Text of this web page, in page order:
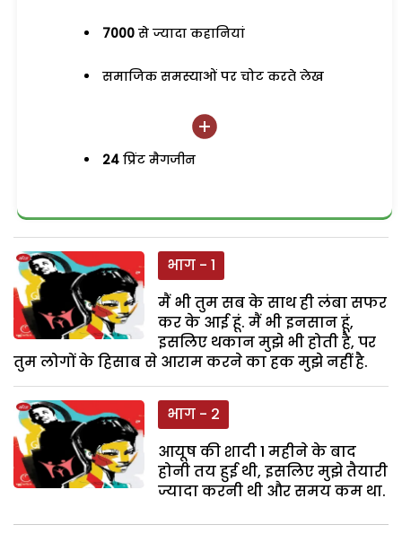
7000 से ज्यादा कहानियां
समाजिक समस्याओं पर चोट करते लेख
24 प्रिंट मैगजीन
भाग - 1
मैं भी तुम सब के साथ ही लंबा सफर
कर के आई हूं. मैं भी इनसान हूं,
इसलिए थकान मुझे भी होती है, पर
तुम लोगों के हिसाब से आराम करने का हक मुझे नहीं है.
भाग - 2
आयूष की शादी 1 महीने के बाद
होनी तय हुई थी, इसलिए मुझे तैयारी
ज्यादा करनी थी और समय कम था.